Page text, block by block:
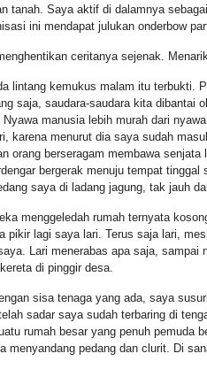
tanah. Saya aktif di dalamnya
ini mendapat julukan onderbow
ceritanya sejenak.
lintang kemukus malam itu terbukti.
saja, saudara-saudara kita dibantai
Nyawa manusia lebih murah dari
karena menurut dia saya sudah
orang berseragam membawa
bergerak menuju tempat
saya di ladang jagung, tak jauh
menggeledah rumah ternyata
pikir lagi saya lari. Terus saja lari,
Lari menerabas apa saja, sampai
di pinggir desa.
sisa tenaga yang ada, saya
sadar saya sudah terbaring di
rumah besar yang penuh pemuda
menyandang pedang dan clurit. Di